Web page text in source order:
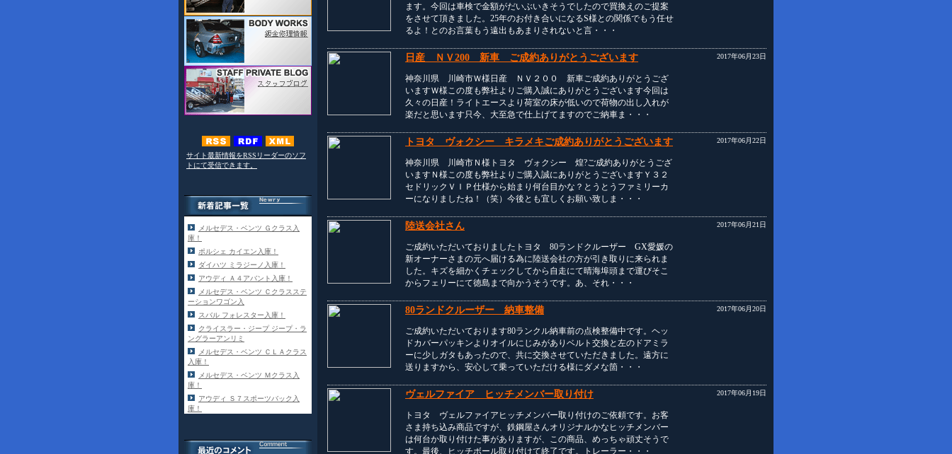
サイト最新情報をRSSリーダーのソフ
トにて受信できます。
メルセデス・ベンツ Ｇクラス入
庫！
ポルシェ カイエン入庫！
ダイハツ ミラジーノ入庫！
アウディ Ａ４アバント入庫！
メルセデス・ベンツ Ｃクラスステ
ーションワゴン入
スバル フォレスター入庫！
クライスラー・ジープ ジープ・ラ
ングラーアンリミ
メルセデス・ベンツ ＣＬＡクラス
入庫！
メルセデス・ベンツ Ｍクラス入
庫！
アウディ Ｓ７スポーツバック入
庫！
ます。今回は車検で金額がだいぶいきそうでしたので買換えのご提案
をさせて頂きました。25年のお付き合いになるS様との関係でもう任せ
るよ！とのお言葉もう遠出もあまりされないと言・・・
日産 ＮＶ200 新車 ご成約ありがとうございます
神奈川県 川崎市Ｗ様日産 ＮＶ２００ 新車ご成約ありがとうござ
いますＷ様この度も弊社よりご購入誠にありがとうございます今回は
久々の日産！ライトエースより荷室の床が低いので荷物の出し入れが
楽だと思います只今、大至急で仕上げてますのでご納車ま・・・
2017年06月23日
トヨタ ヴォクシー キラメキご成約ありがとうございます
神奈川県 川崎市Ｎ様トヨタ ヴォクシー 煌?ご成約ありがとうござ
いますＮ様この度も弊社よりご購入誠にありがとうございますＹ３２
セドリックＶＩＰ仕様から始まり何台目かな？とうとうファミリーカ
ーになりましたね！（笑）今後とも宜しくお願い致しま・・・
2017年06月22日
陸送会社さん
ご成約いただいておりましたトヨタ 80ランドクルーザー GX愛媛の
新オーナーさまの元へ届ける為に陸送会社の方が引き取りに来られま
した。キズを細かくチェックしてから自走にて晴海埠頭まで運びそこ
からフェリーにて徳島まで向かうそうです。あ、それ・・・
2017年06月21日
80ランドクルーザー 納車整備
ご成約いただいております80ランクル納車前の点検整備中です。ヘッ
ドカバーパッキンよりオイルにじみがありベルト交換と左のドアミラ
ーに少しガタもあったので、共に交換させていただきました。遠方に
送りますから、安心して乗っていただける様にダメな箇・・・
2017年06月20日
ヴェルファイア ヒッチメンバー取り付け
トヨタ ヴェルファイアヒッチメンバー取り付けのご依頼です。お客
さま持ち込み商品ですが、鉄鋼屋さんオリジナルかなヒッチメンバー
は何台か取り付けた事がありますが、この商品、めっちゃ頑丈そうで
す。最後、ヒッチボール取り付けて終了です。トレーラー・・・
2017年06月19日